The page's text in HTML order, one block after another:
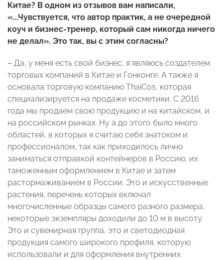
Китае? В одном из отзывов вам написали,
«...Чувствуется, что автор практик, а не очередной
коуч и бизнес-тренер, который сам никогда ничего
не делал». Это так, вы с этим согласны?
– Да, у меня есть свой бизнес, я являюсь создателем
торговых компаний в Китае и Гонконге. А также я
основала торговую компанию ThaiCos, которая
специализируется на продаже косметики. С 2016
года мы продаем свою продукцию и на китайском, и
на российском рынках. Ну а до этого было много
областей, в которых я считаю себя знатоком и
профессионалом, так как приходилось лично
заниматься отправкой контейнеров в Россию, их
таможенным оформлением в Китае и затем
растормаживанием в России. Это и искусственные
растения, перечень которых включал
многочисленные образцы самого разного размера,
некоторые экземпляры доходили до 10 м в высоту.
Это и сувенирная группа, это и светодиодная
продукция самого широкого профиля, которую
использовали и для оформления внутренних